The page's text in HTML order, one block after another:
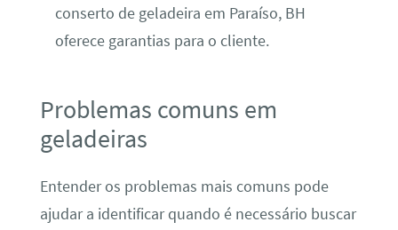
conserto de geladeira em Paraíso, BH
oferece garantias para o cliente.
Problemas comuns em
geladeiras
Entender os problemas mais comuns pode
ajudar a identificar quando é necessário buscar